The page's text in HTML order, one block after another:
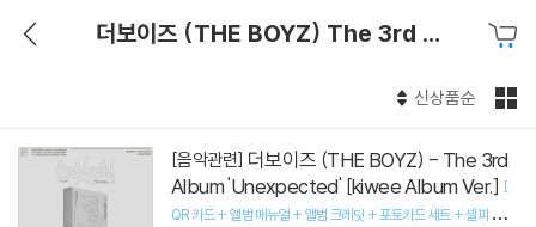
더보이즈 (THE BOYZ) The 3rd Album 'Unexpected'
신상품순
[음악관련]
Album 'Unexpected' [kiwee Album Ver.] [
QR 카드 + 앨범 매뉴얼 + 앨범 크레딧 + 포토카드 세트 + 셀피 포토